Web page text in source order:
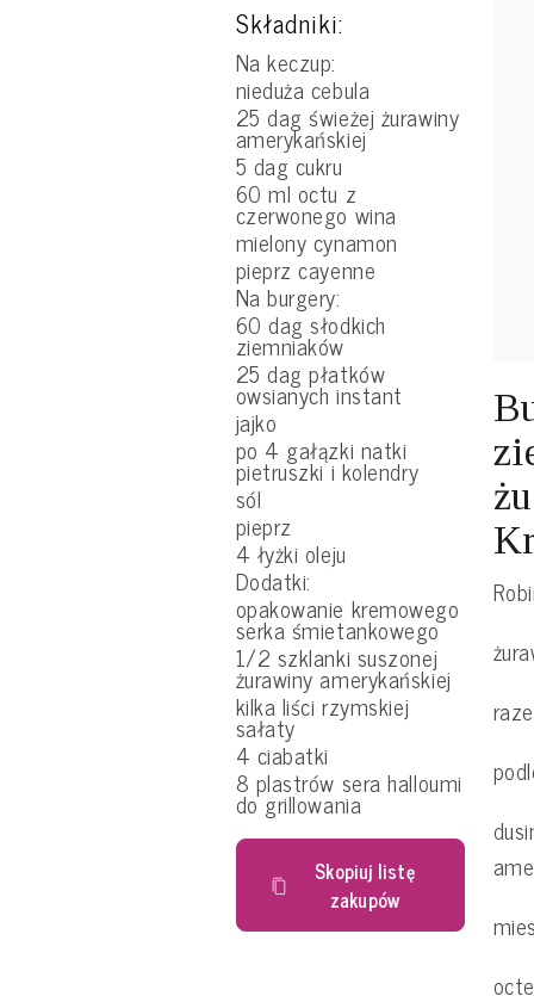
Składniki:
Na keczup:
nieduża cebula
25 dag świeżej żurawiny
amerykańskiej
5 dag cukru
60 ml octu z
czerwonego wina
mielony cynamon
pieprz cayenne
Na burgery:
60 dag słodkich
ziemniaków
25 dag płatków
owsianych instant
jajko
po 4 gałązki natki
pietruszki i kolendry
sól
pieprz
4 łyżki oleju
Dodatki:
opakowanie kremowego
serka śmietankowego
1/2 szklanki suszonej
żurawiny amerykańskiej
kilka liści rzymskiej
sałaty
4 ciabatki
8 plastrów sera halloumi
do grillowania
Skopiuj listę
zakupów